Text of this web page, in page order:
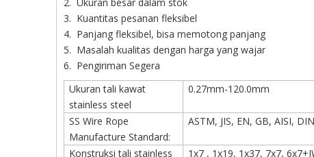
3. Kuantitas pesanan fleksibel
4. Panjang fleksibel, bisa memotong panjang
5. Masalah kualitas dengan harga yang wajar
6. Pengiriman Segera
Ukuran tali kawat
stainless steel
0.27mm-120.0mm
SS Wire Rope
Manufacture Standard:
ASTM, JIS, EN, GB, AISI,
Konstruksi tali stainless
1x7 , 1x19, 1x37, 7x7,